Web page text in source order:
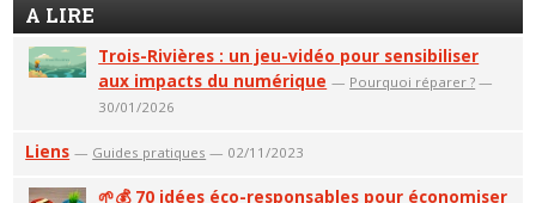
A LIRE
Trois-Rivières : un jeu-vidéo pour sensibiliser
aux impacts du numérique — Pourquoi réparer ? —
30/01/2026
Liens — Guides pratiques — 02/11/2023
🌱💰 70 idées éco-responsables pour économiser